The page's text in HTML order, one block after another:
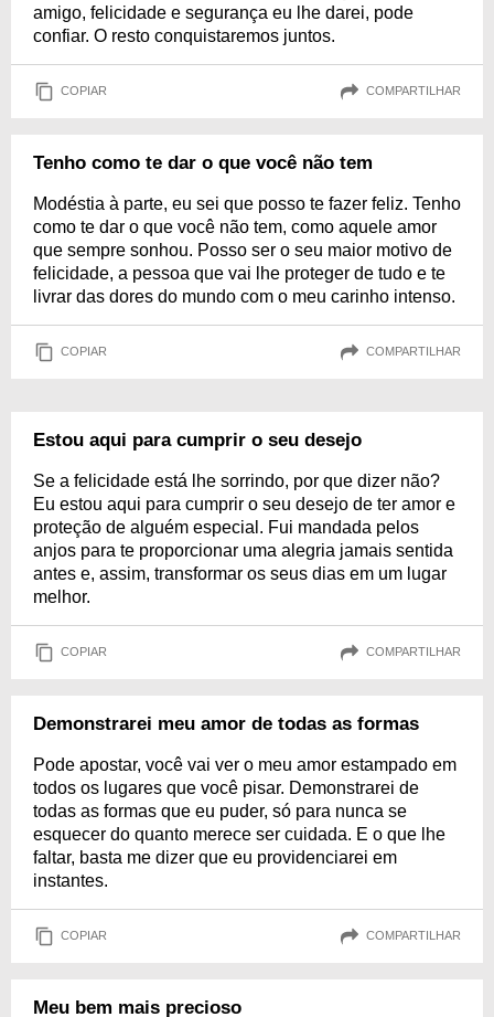
amigo, felicidade e segurança eu lhe darei, pode
confiar. O resto conquistaremos juntos.
COPIAR COMPARTILHAR
Tenho como te dar o que você não tem
Modéstia à parte, eu sei que posso te fazer feliz. Tenho
como te dar o que você não tem, como aquele amor
que sempre sonhou. Posso ser o seu maior motivo de
felicidade, a pessoa que vai lhe proteger de tudo e te
livrar das dores do mundo com o meu carinho intenso.
COPIAR COMPARTILHAR
Estou aqui para cumprir o seu desejo
Se a felicidade está lhe sorrindo, por que dizer não?
Eu estou aqui para cumprir o seu desejo de ter amor e
proteção de alguém especial. Fui mandada pelos
anjos para te proporcionar uma alegria jamais sentida
antes e, assim, transformar os seus dias em um lugar
melhor.
COPIAR COMPARTILHAR
Demonstrarei meu amor de todas as formas
Pode apostar, você vai ver o meu amor estampado em
todos os lugares que você pisar. Demonstrarei de
todas as formas que eu puder, só para nunca se
esquecer do quanto merece ser cuidada. E o que lhe
faltar, basta me dizer que eu providenciarei em
instantes.
COPIAR COMPARTILHAR
Meu bem mais precioso